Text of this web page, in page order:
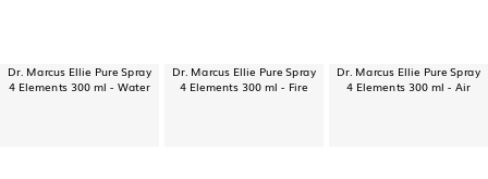
Dr. Marcus Ellie Pure Spray
4 Elements 300 ml - Water
Dr. Marcus Ellie Pure Spray
4 Elements 300 ml - Fire
Dr. Marcus Ellie Pure Spray
4 Elements 300 ml - Air